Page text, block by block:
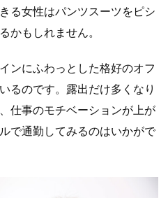
る女性はパンツスーツをピシ
かもしれません。
ンにふわっとした格好のオフ
るのです。露出だけ多くなり
仕事のモチベーションが上が
で通勤してみるのはいかがで